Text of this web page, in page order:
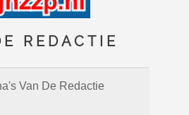
REDACTIE
Van De Redactie